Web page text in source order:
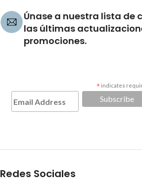
Únase a nuestra lista de
las últimas
promociones.
* indicates
Redes Sociales